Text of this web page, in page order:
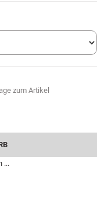
...
zum Artikel